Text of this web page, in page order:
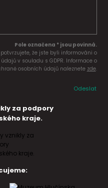
Pole označena * jsou povinná.
že jste byli informováni o
v souladu s GDPR. Informace o
osobních údajů naleznete zde.
Odeslat
za podpory
kraje.